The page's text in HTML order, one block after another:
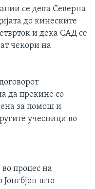
се дека Северна
до кинеските
и дека САД се
чекори на
да прекине со
за помош и
учесници во
во процес на
Јонгбјон што